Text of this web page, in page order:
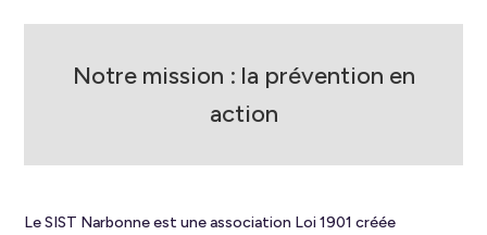
Notre mission : la prévention en
action
Le SIST Narbonne est une association Loi 1901 créée